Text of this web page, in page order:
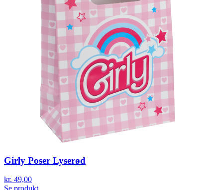
Girly Poser Lyserød
kr. 49,00